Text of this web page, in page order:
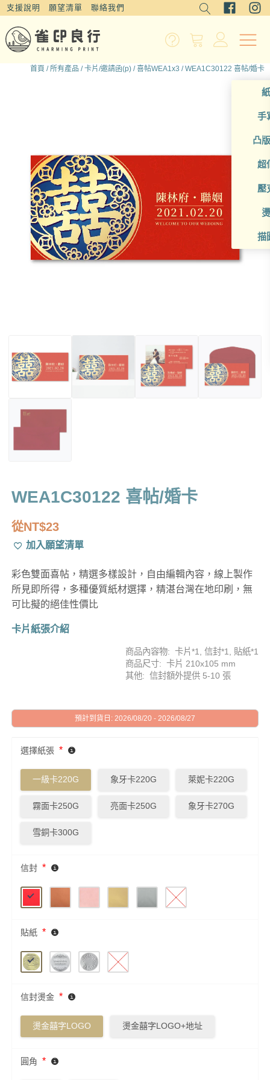
支援說明 願望清單 聯絡我們
手
凸
超
壓
描
首頁 /所有產品 /卡片/邀請函(p) /喜帖WEA1x3 / WEA1C30122 喜帖/婚卡
WEA1C30122 喜帖/婚卡
從NT$23
加入願望清單
彩色雙面喜帖，精選多樣設計，自由編輯內容，線上製作
所見即所得，多種優質紙材選擇，精湛台灣在地印刷，無
可比擬的絕佳性價比
卡片紙張介紹
商品內容物: 卡片*1, 信封*1, 貼紙*1
商品尺寸: 卡片 210x105 mm
其他: 信封額外提供 5-10 張
預計到貨日: 2026/08/20 - 2026/08/27
選擇紙張 *
一級卡220G 象牙卡220G 萊妮卡220G
霧面卡250G 亮面卡250G 象牙卡270G
雪銅卡300G
信封 *
貼紙 *
信封燙金 *
燙金囍字LOGO 燙金囍字LOGO+地址
圓角 *